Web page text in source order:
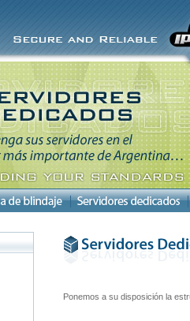
Ponemos a su disposición la